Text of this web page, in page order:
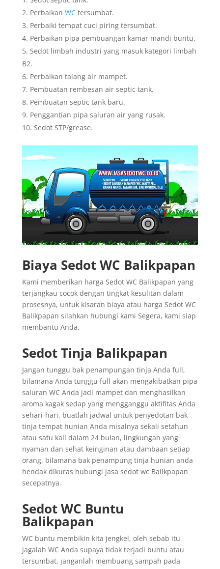
Perbaikan WCtersumbat.
Perbaiki tempat cuci piring tersumbat.
Perbaikan pipa pembuangan kamar mandi buntu.
Sedot limbah industri yang masuk kategori limbah
B2.
Perbaikan talang air mampet.
Pembuatan rembesan air septic tank.
Pembuatan septic tank baru.
Penggantian pipa saluran air yang rusak.
Sedot STP/grease.
Biaya Sedot WC Balikpapan
Kami memberikan harga Sedot WC Balikpapan yang
terjangkau cocok dengan tingkat kesulitan dalam
prosesnya, untuk kisaran biaya atau harga Sedot WC
Balikpapan silahkan hubungi kami Segera, kami siap
membantu Anda.
Sedot Tinja Balikpapan
Jangan tunggu bak penampungan tinja Anda full,
bilamana Anda tunggu full akan mengakibatkan pipa
saluran WC Anda jadi mampet dan menghasilkan
aroma kagak sedap yang mengganggu aktifitas Anda
sehari-hari, buatlah jadwal untuk penyedotan bak
tinja tempat hunian Anda misalnya sekali setahun
atau satu kali dalam 24 bulan, lingkungan yang
nyaman dan sehat keinginan atau dambaan setiap
orang, bilamana bak penampung tinja hunian anda
hendak dikuras hubungi jasa sedot wc Balikpapan
secepatnya.
Sedot WC Buntu
Balikpapan
WC buntu membikin kita jengkel, oleh sebab itu
jagalah WC Anda supaya tidak terjadi buntu atau
tersumbat, janganlah membuang sampah pada